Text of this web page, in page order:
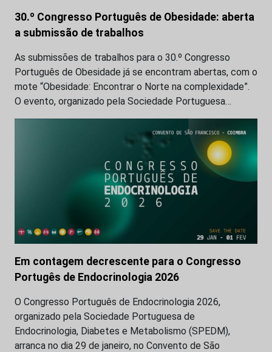
30.º Congresso Português de Obesidade: aberta
a submissão de trabalhos
As submissões de trabalhos para o 30.º Congresso
Português de Obesidade já se encontram abertas, com o
mote “Obesidade: Encontrar o Norte na complexidade”.
O evento, organizado pela Sociedade Portuguesa…
Em contagem decrescente para o Congresso
Portugês de Endocrinologia 2026
O Congresso Português de Endocrinologia 2026,
organizado pela Sociedade Portuguesa de
Endocrinologia, Diabetes e Metabolismo (SPEDM),
arranca no dia 29 de janeiro, no Convento de São